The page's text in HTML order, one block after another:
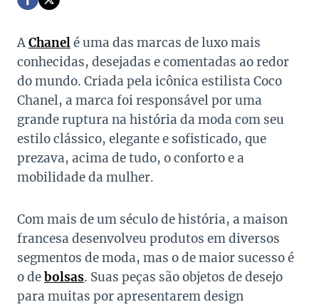
AChanelé uma das marcas de luxo mais
conhecidas, desejadas e comentadas ao redor
do mundo. Criada pela icônica estilista Coco
Chanel, a marca foi responsável por uma
grande ruptura na história da moda com seu
estilo clássico, elegante e sofisticado, que
prezava, acima de tudo, o conforto e a
mobilidade da mulher.
Com mais de um século de história, a maison
francesa desenvolveu produtos em diversos
segmentos de moda, mas o de maior sucesso é
o debolsas. Suas peças são objetos de desejo
para muitas por apresentarem design